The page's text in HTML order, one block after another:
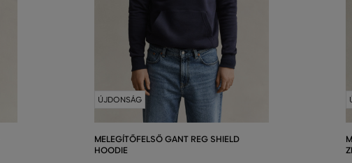
ÚJDONSÁG
MELEGÍTŐFELSŐ GANT REG SHIELD
HOODIE